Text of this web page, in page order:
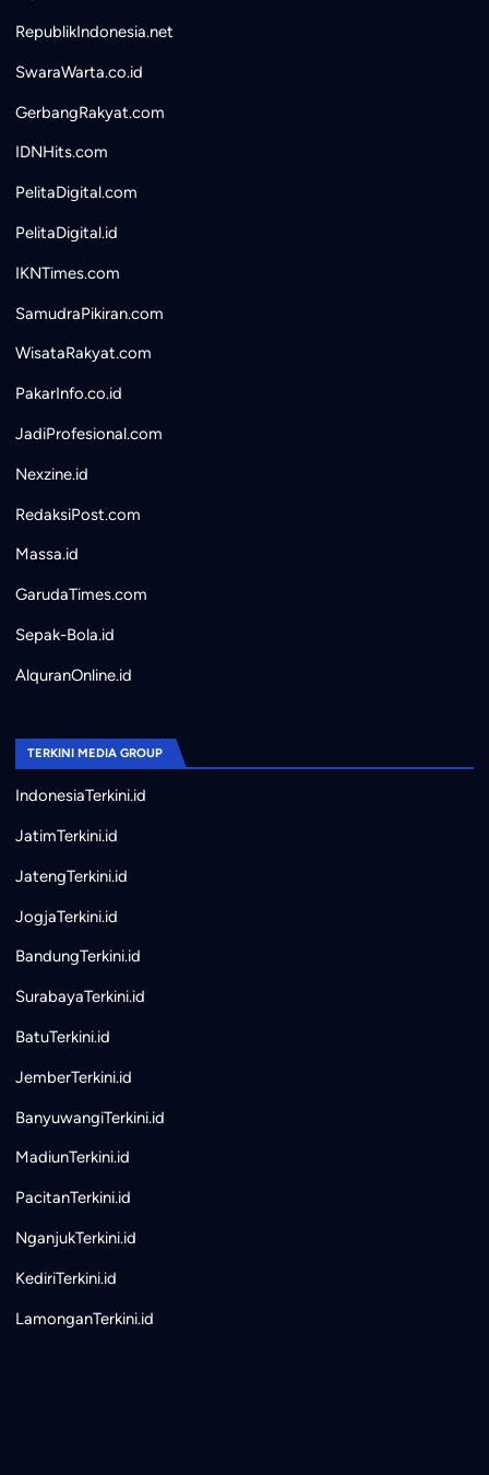
RepublikIndonesia.net
SwaraWarta.co.id
GerbangRakyat.com
IDNHits.com
PelitaDigital.com
PelitaDigital.id
IKNTimes.com
SamudraPikiran.com
WisataRakyat.com
PakarInfo.co.id
JadiProfesional.com
Nexzine.id
RedaksiPost.com
Massa.id
GarudaTimes.com
Sepak-Bola.id
AlquranOnline.id
TERKINI MEDIA GROUP
IndonesiaTerkini.id
JatimTerkini.id
JatengTerkini.id
JogjaTerkini.id
BandungTerkini.id
SurabayaTerkini.id
BatuTerkini.id
JemberTerkini.id
BanyuwangiTerkini.id
MadiunTerkini.id
PacitanTerkini.id
NganjukTerkini.id
KediriTerkini.id
LamonganTerkini.id